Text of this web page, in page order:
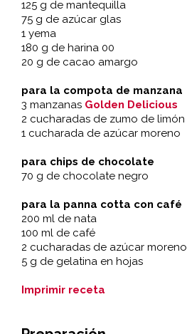
125 g de mantequilla
75 g de azúcar glas
1 yema
180 g de harina 00
20 g de cacao amargo
para la compota de manzana
3 manzanas Golden Delicious
2 cucharadas de zumo de limón
1 cucharada de azúcar moreno
para chips de chocolate
70 g de chocolate negro
para la panna cotta con café
200 ml de nata
100 ml de café
2 cucharadas de azúcar moreno
5 g de gelatina en hojas
Imprimir receta